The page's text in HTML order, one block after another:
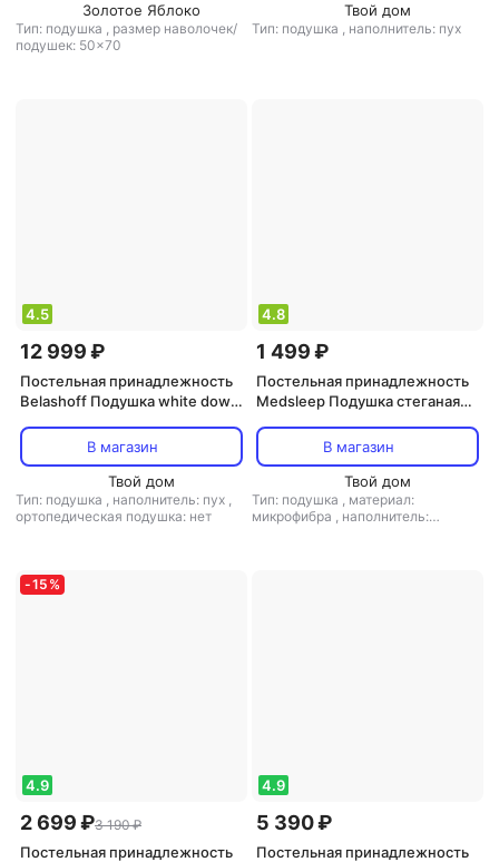
Золотое Яблоко
Тип: подушка , размер наволочек/
подушек: 50x70
Твой дом
Тип: подушка , наполнитель: пух
4.5
12 999 ₽
Постельная принадлежность
Belashoff Подушка white down
В магазин
Твой дом
Тип: подушка , наполнитель: пух ,
ортопедическая подушка: нет
4.8
1 499 ₽
Постельная принадлежность
Medsleep Подушка стеганая
В магазин
Твой дом
Тип: подушка , материал:
микрофибра , наполнитель:
-15 %
4.9
2 699 ₽3 190 ₽
Постельная принадлежность
4.9
5 390 ₽
Постельная принадлежность